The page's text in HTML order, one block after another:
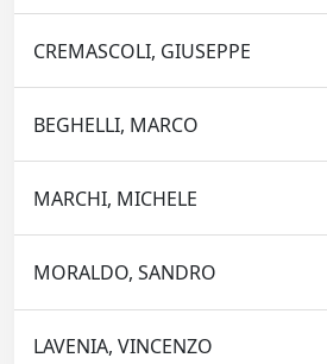
CREMASCOLI, GIUSEPPE
BEGHELLI, MARCO
MARCHI, MICHELE
MORALDO, SANDRO
LAVENIA, VINCENZO